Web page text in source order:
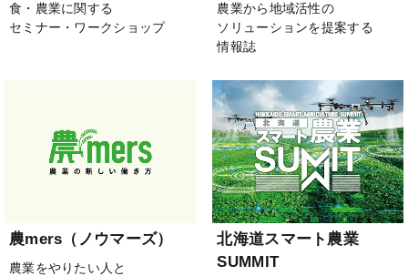
食・農業に関する
セミナー・ワークショップ
農業から地域活性の
ソリューションを提案する
情報誌
農mers（ノウマーズ）
農業をやりたい人と
北海道スマート農業
SUMMIT